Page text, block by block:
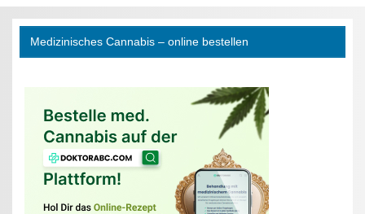
Medizinisches Cannabis – online bestellen